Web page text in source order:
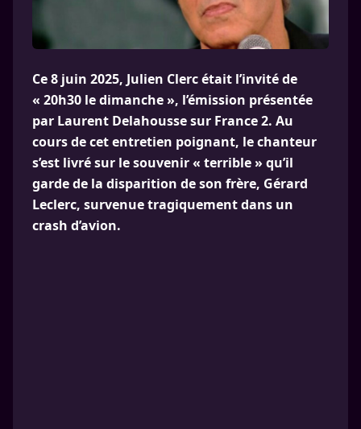
Ce 8 juin 2025, Julien Clerc était l’invité de
« 20h30 le dimanche », l’émission présentée
par Laurent Delahousse sur France 2. Au
cours de cet entretien poignant, le chanteur
s’est livré sur le souvenir « terrible » qu’il
garde de la disparition de son frère, Gérard
Leclerc, survenue tragiquement dans un
crash d’avion.